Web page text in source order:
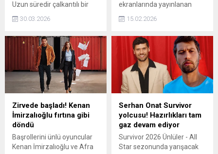
Uzun süredir çalkantılı bir
süreçten geçen Güzide
Duran ve Adnan Aksoy’un
birlikteliğin sona erdiği
avukat Feyza Altun
tarafından duyuruldu.
30.03.2026
ekranlarında yayınlanan
reyting rekortmeni dizi Uzak
Şehir'de 'Alya' karakterini
Sinem Ünsal, sosyal medya
hesabında yayınladığı son
pozlarıyla beğeni
yağmuruna tutuldu.
15.02.2026
Zirvede başladı! Kenan
İmirzalıoğlu fırtına gibi
döndü
Başrollerini ünlü oyuncular
Kenan İmirzalıoğlu ve Afra
Serhan Onat Survivor
yolcusu! Hazırlıkları tam
gaz devam ediyor
Survivor 2026 Ünlüler - All
Star sezonunda yarışacak